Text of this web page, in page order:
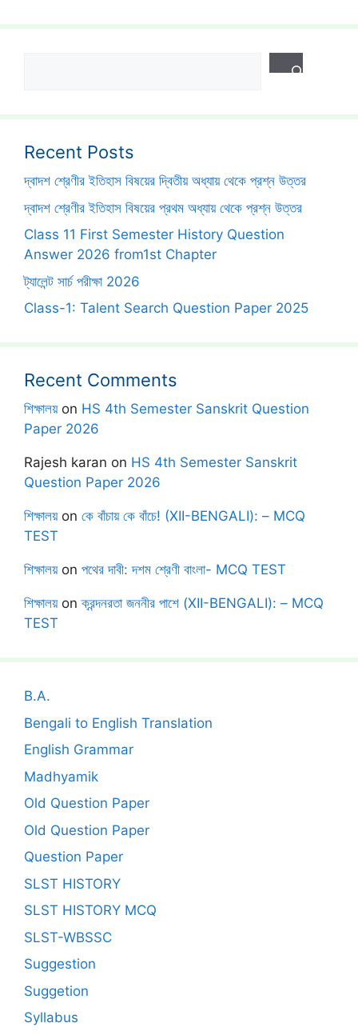
Recent Posts
দ্বাদশ শ্রেণীর ইতিহাস বিষয়ের দ্বিতীয় অধ্যায় থেকে প্রশ্ন উত্তর
দ্বাদশ শ্রেণীর ইতিহাস বিষয়ের প্রথম অধ্যায় থেকে প্রশ্ন উত্তর
Class 11 First Semester History Question
Answer 2026 from1st Chapter
ট্যালেন্ট সার্চ পরীক্ষা 2026
Class-1: Talent Search Question Paper 2025
Recent Comments
শিক্ষালয়on HS 4th Semester Sanskrit Question
Paper 2026
Rajesh karan on HS 4th Semester Sanskrit
Question Paper 2026
শিক্ষালয়on কে বাঁচায় কে বাঁচে! (XII-BENGALI): – MCQ
TEST
শিক্ষালয়on পথের দাবী: দশম শ্রেণী বাংলা- MCQ TEST
শিক্ষালয়onক্রন্দনরতা জননীর পাশে (XII-BENGALI): – MCQ
TEST
B.A.
Bengali to English Translation
English Grammar
Madhyamik
Old Question Paper
Old Question Paper
Question Paper
SLST HISTORY
SLST HISTORY MCQ
SLST-WBSSC
Suggestion
Suggetion
Syllabus